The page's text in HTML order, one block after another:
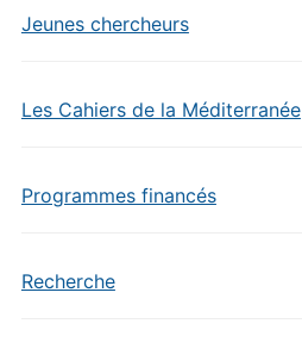
Jeunes chercheurs
Les Cahiers de la Méditerranée
Programmes financés
Recherche